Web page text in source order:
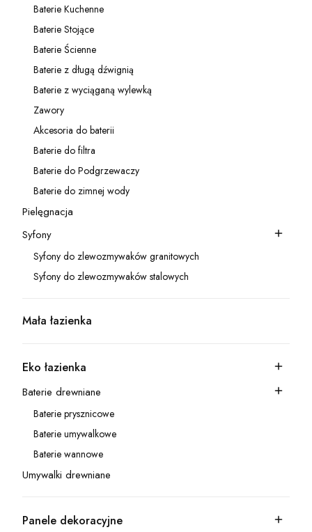
Kategoria - Baterie Kuchenne
Baterie Kuchenne
Kategoria - Baterie Stojące
Baterie Stojące
Kategoria - Baterie Ścienne
Baterie Ścienne
Kategoria - Baterie z długą dźwignią
Baterie z długą dźwignią
Kategoria - Baterie z wyciąganą wylewką
Baterie z wyciąganą wylewką
Kategoria - Zawory
Zawory
Kategoria - Akcesoria do baterii
Akcesoria do baterii
Kategoria - Baterie do filtra
Baterie do filtra
Kategoria - Baterie do Podgrzewaczy
Baterie do Podgrzewaczy
Kategoria - Baterie do zimnej wody
Baterie do zimnej wody
Kategoria - Pielęgnacja
Pielęgnacja
Kategoria - Syfony
Syfony
Kategoria - Syfony do zlewozmywaków granitowych
Syfony do zlewozmywaków granitowych
Kategoria - Syfony do zlewozmywaków stalowych
Syfony do zlewozmywaków stalowych
Kategoria - Mała łazienka
Mała łazienka
Kategoria - Eko łazienka
Eko łazienka
Kategoria - Baterie drewniane
Baterie drewniane
Kategoria - Baterie prysznicowe
Baterie prysznicowe
Kategoria - Baterie umywalkowe
Baterie umywalkowe
Kategoria - Baterie wannowe
Baterie wannowe
Kategoria - Umywalki drewniane
Umywalki drewniane
Kategoria - Panele dekoracyjne
Panele dekoracyjne